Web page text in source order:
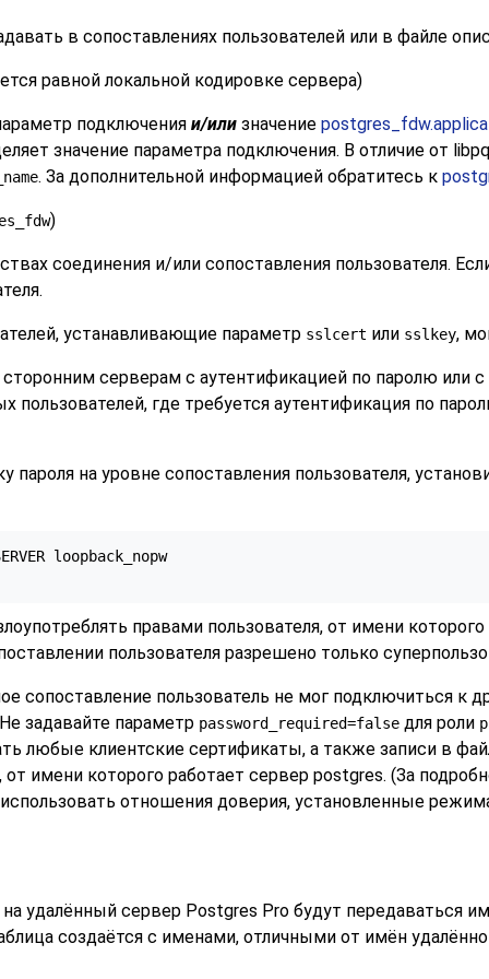
в сопоставлениях пользователей или в файле
равной локальной кодировке сервера)
подключения и/или значение
значение параметра подключения. В отличие от libpq
. За дополнительной информацией обратитесь к
)
соединения и/или сопоставления пользователя.
устанавливающие параметр sslcert или sslkey,
серверам с аутентификацией по паролю
пользователей, где требуется аутентификация по
на уровне сопоставления пользователя,
loopback_nopw
правами пользователя, от имени
пользователя разрешено только
сопоставление пользователь не мог подключиться к
задавайте параметр password_required=false для роли
любые клиентские сертификаты, а также записи в
имени которого работает сервер postgres. (За
отношения доверия, установленные
удалённый сервер Postgres Pro будут передаваться
создаётся с именами, отличными от имён